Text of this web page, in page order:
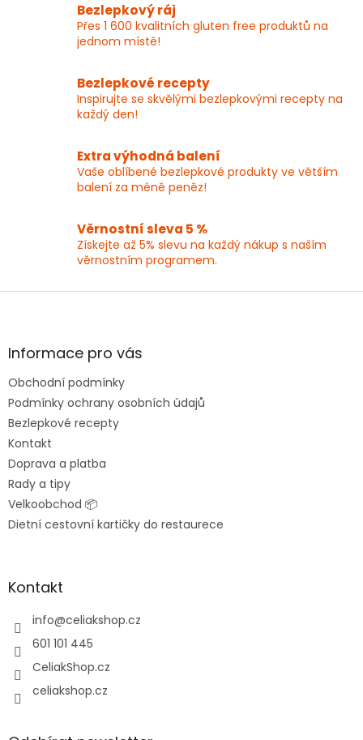
Bezlepkový ráj
Přes 1 600 kvalitních gluten free produktů na
jednom místě!
Bezlepkové recepty
Inspirujte se skvělými bezlepkovými recepty na
každý den!
Extra výhodná balení
Vaše oblíbené bezlepkové produkty ve větším
balení za méně peněz!
Věrnostní sleva 5 %
Získejte až 5% slevu na každý nákup s naším
věrnostním programem.
Z
aInformace pro vás
Obchodní podmínky
Podmínky ochrany osobních údajů
Bezlepkové recepty
Kontakt
Doprava a platba
Rady a tipy
Velkoobchod 📦
Dietní cestovní kartičky do restaurece
Kontakt
info@celiakshop.cz
601 101 445
CeliakShop.cz
celiakshop.cz